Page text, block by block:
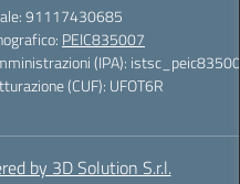
91117430685
PEIC835007
(IPA): istsc_peic835007
(CUF): UFOT6R
by 3D Solution S.r.l.